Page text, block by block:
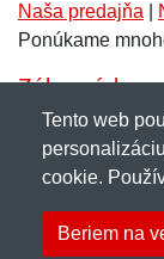
E-mail:
Správa*
Správa*
Naša predajňa
Ponúkame
Zákaznícky
Novinky
Copyright ©
NetIQ. Všetky
Tento web
cookie.
Beriem na